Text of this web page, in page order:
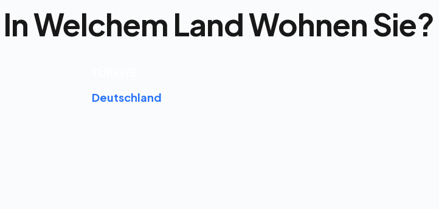
In Welchem Land Wohnen Sie?
Deutschland